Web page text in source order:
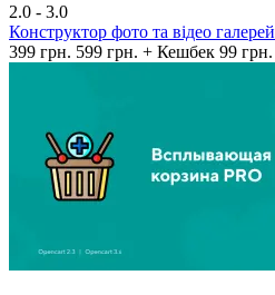
2.0 - 3.0
Конструктор фото та відео галерей
399 грн. 599 грн. + Кешбек 99 грн.